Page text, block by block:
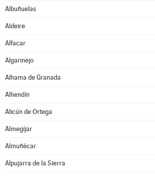
Albuñuelas
Aldeire
Alfacar
Algarinejo
Alhama de Granada
Alhendín
Alicún de Ortega
Almegíjar
Almuñécar
Alpujarra de la Sierra